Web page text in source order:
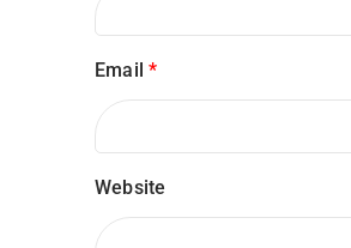
Email*
Website